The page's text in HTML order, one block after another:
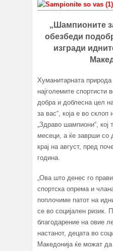
„Шампионите
обезбеди
изгради
Хуманитарната природа
најголемите спортисти
добра и доблесна цел
за вас“, која е во
„Здраво шампиони“, кој
месеци, а ќе заврши со
крај на август, пред
година.
„Ова што денес го
спортска опрема и
поплочиме патот на
се во социјален ризик.
благодарение на овие
настанот, децата во
Македонија ќе можат